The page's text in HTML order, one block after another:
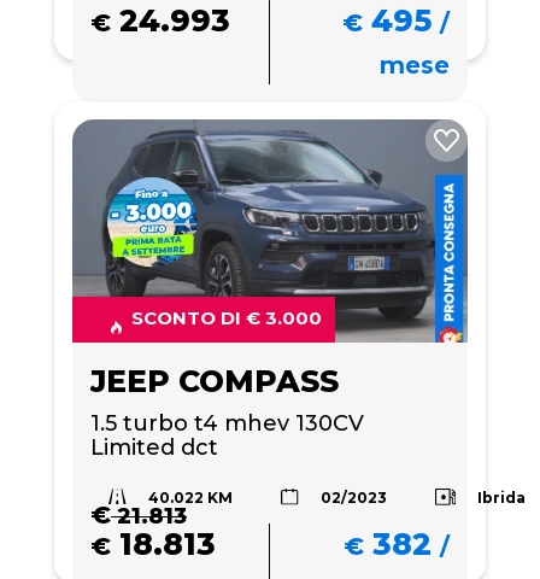
€ 24.993 € 495 /
mese
SCONTO DI € 3.000
JEEP COMPASS
1.5 turbo t4 mhev 130CV
Limited dct
40.022 KM 02/2023 Ibrida
€21.813
€ 18.813 € 382 /